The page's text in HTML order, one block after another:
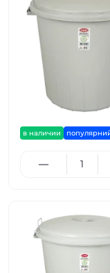
в наличии